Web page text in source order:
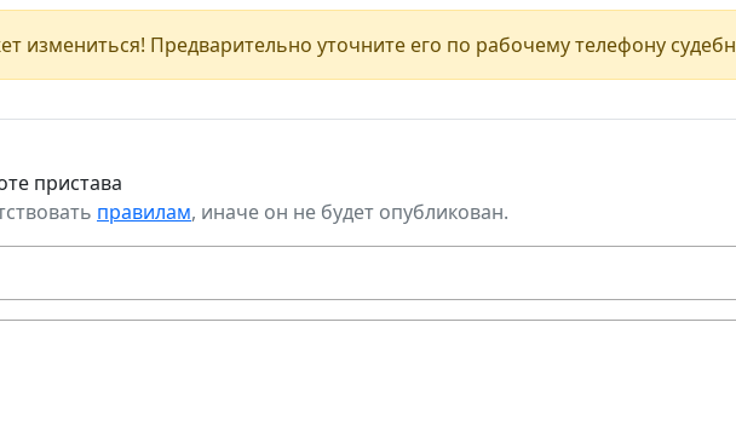
измениться! Предварительно уточните его по рабочему телефону
пристава
правилам, иначе он не будет опубликован.